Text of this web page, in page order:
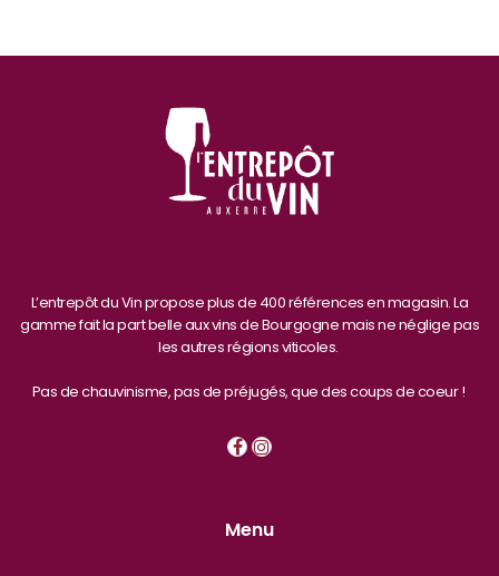
L’entrepôt du Vin propose plus de 400 références en magasin. La
gamme fait la part belle aux vins de Bourgogne mais ne néglige pas
les autres régions viticoles.
Pas de chauvinisme, pas de préjugés, que des coups de coeur !
Menu